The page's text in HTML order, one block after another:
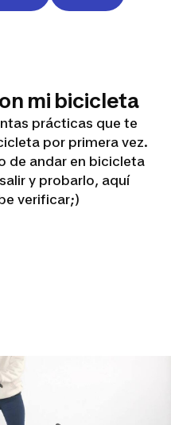
mi bicicleta
prácticas que te
por primera vez.
de andar en bicicleta
y probarlo, aquí
verificar;)